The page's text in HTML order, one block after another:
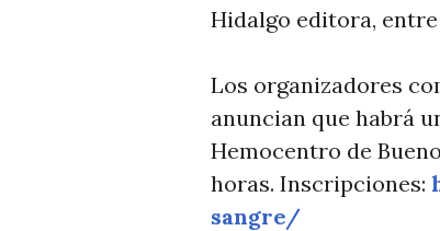
Hidalgo editora,
Los organizadores
anuncian que habrá
Hemocentro de
horas. Inscripciones:
sangre/